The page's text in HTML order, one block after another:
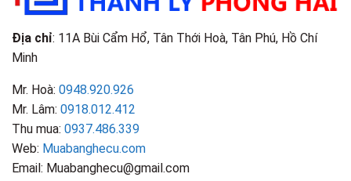
Biết
Địa chỉ: 11A Bùi Cẩm Hổ, Tân Thới Hoà, Tân Phú, Hồ Chí
Minh
Mr. Hoà: 0948.920.926
Mr. Lâm: 0918.012.412
Thu mua: 0937.486.339
Web: Muabanghecu.com
Email: Muabanghecu@gmail.com